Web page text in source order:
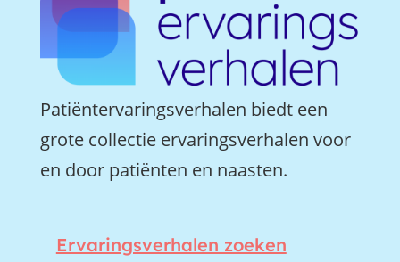
Patiëntervaringsverhalen biedt een
grote collectie ervaringsverhalen voor
en door patiënten en naasten.
Ervaringsverhalen zoeken